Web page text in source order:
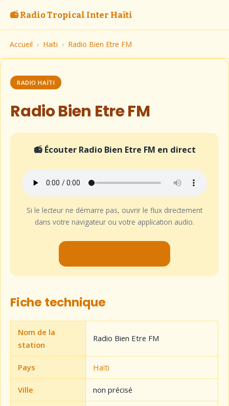
📻 Radio Tropical Inter Haïti
Accueil › Haïti › Radio Bien Etre FM
RADIO HAÏTI
Radio Bien Etre FM
📻 Écouter Radio Bien Etre FM en direct
Si le lecteur ne démarre pas, ouvrir le flux directement
dans votre navigateur ou votre application audio.
Fiche technique
Nom de la
station
Radio Bien Etre FM
Pays Haïti
Ville non précisé